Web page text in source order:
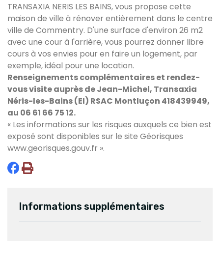
TRANSAXIA NERIS LES BAINS, vous propose cette
maison de ville à rénover entièrement dans le centre
ville de Commentry. D'une surface d'environ 26 m2
avec une cour à l'arrière, vous pourrez donner libre
cours à vos envies pour en faire un logement, par
exemple, idéal pour une location.
Renseignements complémentaires et rendez-
vous visite auprès de Jean-Michel, Transaxia
Néris-les-Bains (EI) RSAC Montluçon 418439949,
au 06 61 66 75 12.
« Les informations sur les risques auxquels ce bien est
exposé sont disponibles sur le site Géorisques
www.georisques.gouv.fr ».
Informations supplémentaires